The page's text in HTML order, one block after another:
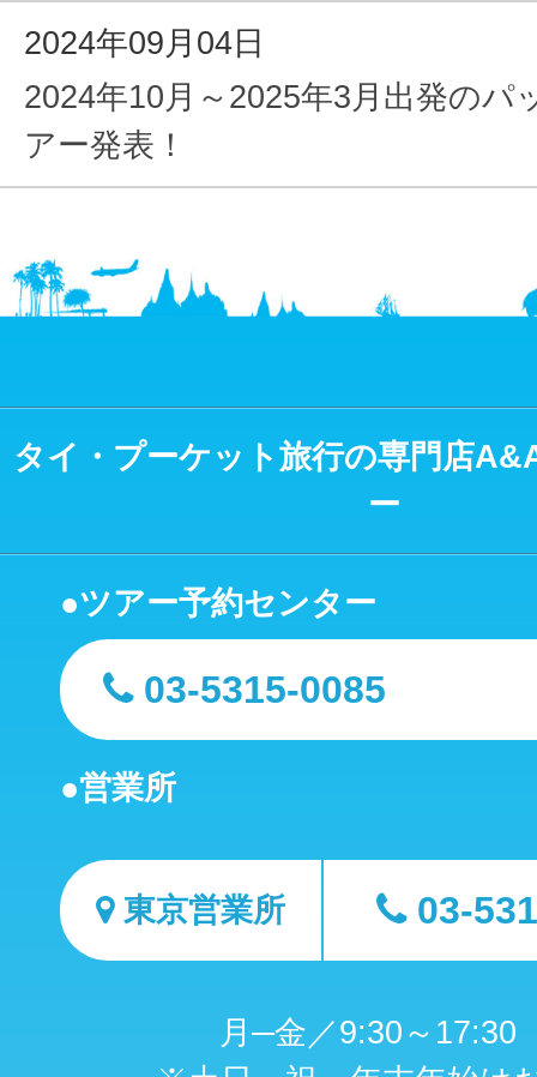
2024年09月04日
2024年10月～2025年3月出発のパ
アー発表！
タイ・プーケット旅行の専門店
ー
ツアー予約センター
03-5315-0085
営業所
東京営業所 03-
月─金／9:30～